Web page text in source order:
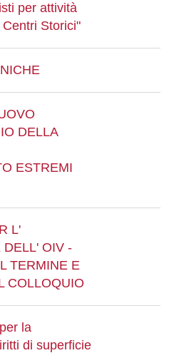
per attività
Storici"
DELLA
ESTREMI
L'
DELL' OIV -
TERMINE E
COLLOQUIO
la
di superficie